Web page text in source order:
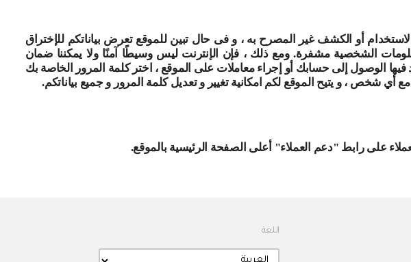
أو الكشف غير المصرح به ، و فى حال تبين للموقع تعرض بياناتكم للإختراق
الشخصية مشفرة. ومع ذلك ، فإن الإنترنت ليس وسيطًا آمنًا ولا يمكننا ضمان
الوصول إلى حسابك أو إجراء معاملات على الموقع ، اختر كلمة المرور الخاصة بك
شخص ، و يتيح الموقع لكم امكانية تغيير و تعديل كلمة المرور و جميع بياناتكم.
على رابط "دعم العملاء" أعلى الصفحة الرئيسية بالموقع.
اللغة